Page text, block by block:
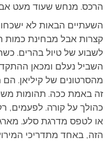
הרכס. מנחש שעוד מעט
השעתיים הבאות לא ישכחו
קצרות אבל מבחינת כמות
השביל נעלם ומכאן
מהסרטונים של קיליאן.
זה באמת ככה. תהומות
כהולך על קורה. לפעמים,
או לטפס מדרגת סלע.
הזה, באחד מתדריכי